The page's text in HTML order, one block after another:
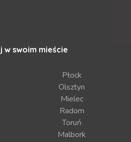
w swoim mieście
Płock
Olsztyn
Mielec
Radom
Toruń
Malbork